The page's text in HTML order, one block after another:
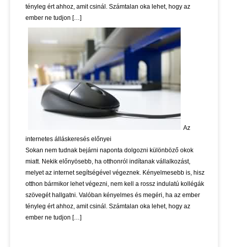
tényleg ért ahhoz, amit csinál. Számtalan oka lehet, hogy az
ember ne tudjon […]
Az
internetes álláskeresés előnyei
Sokan nem tudnak bejárni naponta dolgozni különböző okok
miatt. Nekik előnyösebb, ha otthonról indítanak vállalkozást,
melyet az internet segítségével végeznek. Kényelmesebb is, hisz
otthon bármikor lehet végezni, nem kell a rossz indulatú kollégák
szövegét hallgatni. Valóban kényelmes és megéri, ha az ember
tényleg ért ahhoz, amit csinál. Számtalan oka lehet, hogy az
ember ne tudjon […]